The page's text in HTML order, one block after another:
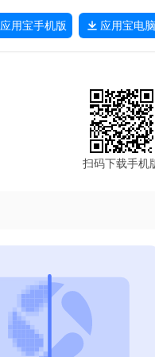
应用宝手机版 应用宝电
扫码下载手机